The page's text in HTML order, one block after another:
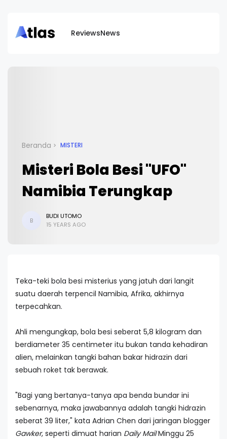
ReviewsNews
Beranda MISTERI
Misteri Bola Besi "UFO"
Namibia Terungkap
B
BUDI UTOMO
15 YEARS AGO
Teka-teki bola besi misterius yang jatuh dari langit
suatu daerah terpencil Namibia, Afrika, akhirnya
terpecahkan.
Ahli mengungkap, bola besi seberat 5,8 kilogram dan
berdiameter 35 centimeter itu bukan tanda kehadiran
alien, melainkan tangki bahan bakar hidrazin dari
sebuah roket tak berawak.
"Bagi yang bertanya-tanya apa benda bundar ini
sebenarnya, maka jawabannya adalah tangki hidrazin
seberat 39 liter," kata Adrian Chen dari jaringan blogger
Gawker, seperti dimuat harian Daily MailMinggu 25